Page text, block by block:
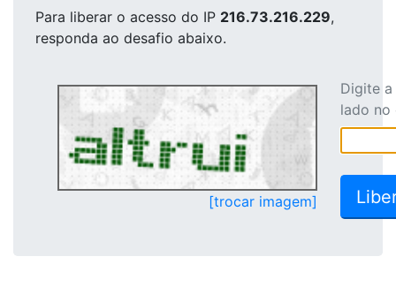
Para liberar o acesso do IP 216.73.216.229,
responda ao desafio abaixo.
[trocar imagem]
Digite
lado no